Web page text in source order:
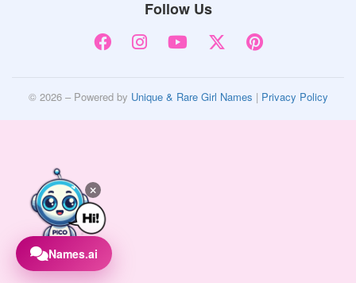
Follow Us
© 2026 – Powered by Unique & Rare Girl Names | Privacy Policy
Names.ai